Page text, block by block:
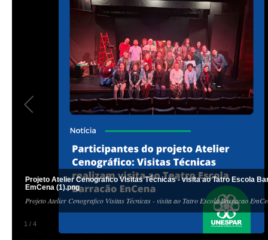
1 / 4
Projeto Atelier Cenografico Visitas Técnicas - visita ao Tatro Escola
EmCena (1).png
Projeto Atelier Cenografico Visitas Técnicas - visita ao Tatro Escola Barracao